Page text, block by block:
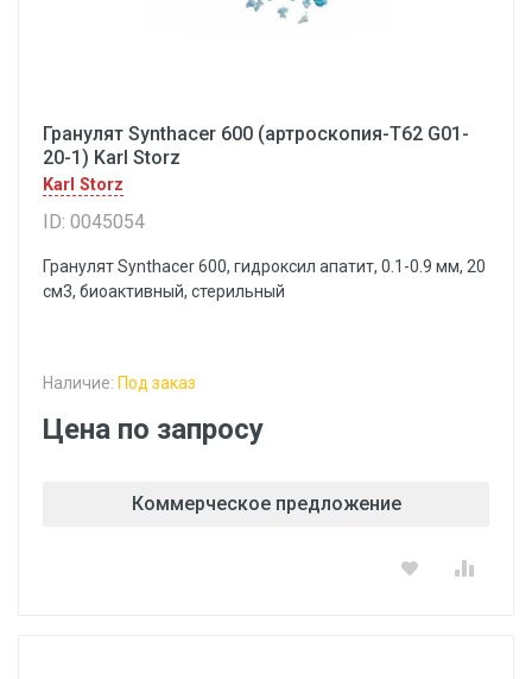
Гранулят Synthacer 600 (артроскопия-Т62 G01-
20-1) Karl Storz
Karl Storz
ID: 0045054
Гранулят Synthacer 600, гидроксил апатит, 0.1-0.9 мм, 20
см3, биоактивный, стерильный
Наличие: Под заказ
Цена по запросу
Коммерческое предложение